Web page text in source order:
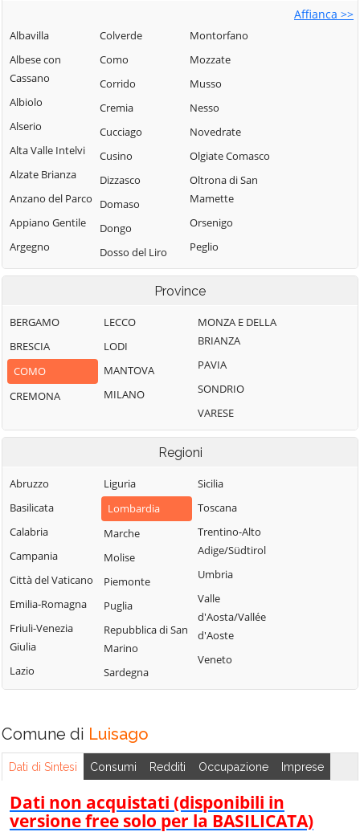
Affianca >>
Albavilla
Albese con
Cassano
Albiolo
Alserio
Alta Valle Intelvi
Alzate Brianza
Anzano del Parco
Appiano Gentile
Argegno
Arosio
Barni
Bellagio
Bene Lario
Beregazzo con
Binago
Blessagno
Blevio
Bregnano
Brenna
Brienno
Brunate
Bulgarograsso
Cabiate
Cadorago
Canzo
Capiago
Intimiano
Colverde
Como
Corrido
Cremia
Cucciago
Cusino
Dizzasco
Domaso
Dongo
Dosso del Liro
Erba
Faggeto Lario
Faloppio
Fenegrò
Figino Serenza
Grandate
Grandola ed Uniti
Gravedona ed
Uniti
Griante
Guanzate
Inverigo
Laglio
Laino
Lasnigo
Lezzeno
Limido Comasco
Lipomo
Livo
Montorfano
Mozzate
Musso
Nesso
Novedrate
Olgiate Comasco
Oltrona di San
Mamette
Orsenigo
Peglio
Pianello del Lario
Pigra
Plesio
Pognana Lario
Ponna
Ponte Lambro
Porlezza
Proserpio
Rezzago
Rodero
Rovellasca
Rovello Porro
San Nazzaro Val
Schignano
Senna Comasco
Solbiate con
Cagno
Province
BERGAMO
BRESCIA
COMO
CREMONA
LECCO
LODI
MANTOVA
MILANO
MONZA E DELLA
BRIANZA
PAVIA
SONDRIO
VARESE
Regioni
Abruzzo
Basilicata
Calabria
Campania
Città del Vaticano
Emilia-Romagna
Friuli-Venezia
Giulia
Lazio
Liguria
Lombardia
Marche
Molise
Piemonte
Puglia
Repubblica di San
Marino
Sardegna
Sicilia
Toscana
Trentino-Alto
Adige/Südtirol
Umbria
Valle
d'Aosta/Vallée
d'Aoste
Veneto
Comune di Luisago
Dati di Sintesi Consumi Redditi Occupazione Imprese
Dati non acquistati (disponibili in
versione free solo per la BASILICATA)